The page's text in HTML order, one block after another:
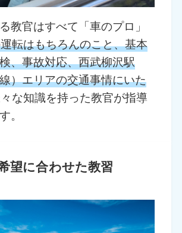
教官はすべて「車のプロ」
転はもちろんのこと、基本
、事故対応、西武柳沢駅
）エリアの交通事情にいた
な知識を持った教官が指導
。
望に合わせた教習